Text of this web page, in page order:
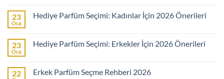
2026
Erkek
Yapılır?
2026
23
Oca
Hediye Parfüm Seçimi: Kadınlar İçin 2026 Önerileri
Parfüm
2026
Önerileri
23
Oca
Hediye Parfüm Seçimi: Erkekler İçin 2026 Önerileri
Parfüm
22 Erkek Parfüm Seçme Rehberi 2026